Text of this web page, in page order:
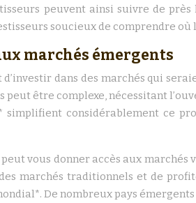
peuvent ainsi suivre de
soucieux de comprendre
marchés émergents
d’investir dans des marchés qui
peut être complexe, nécessitant
simplifient considérablement ce
peut vous donner accès aux
marchés traditionnels et de
De nombreux pays